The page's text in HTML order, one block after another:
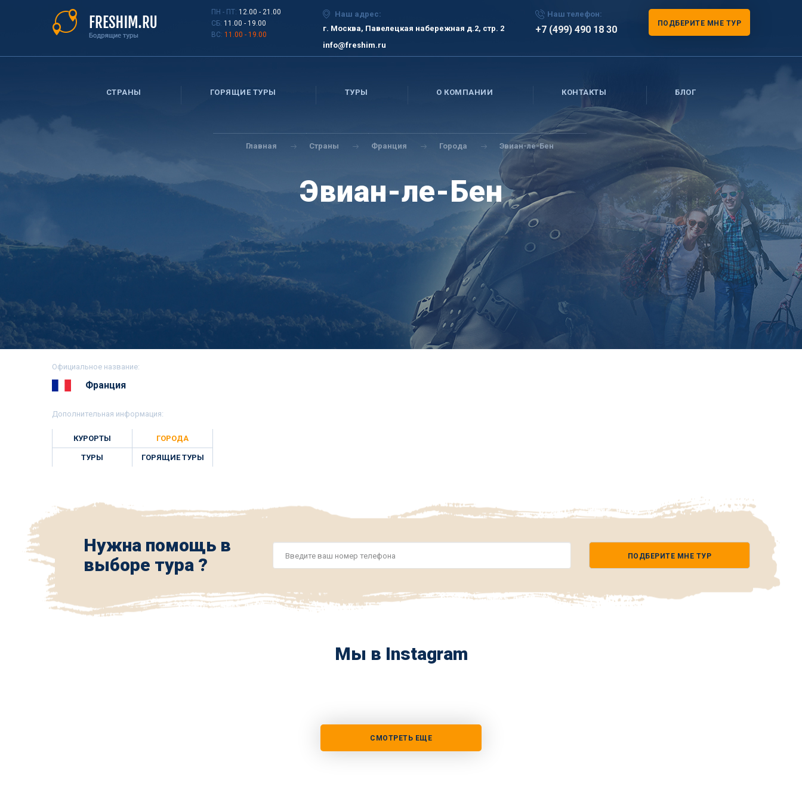
ПН - ПТ: 12.00 - 21.00
СБ: 11.00 - 19.00
ВС: 11.00 - 19.00
Наш адрес:
г. Москва, Павелецкая набережная д.2, стр. 2
info@freshim.ru
Наш телефон:
+7 (499) 490 18 30
ПОДБЕРИТЕ МНЕ ТУР
СТРАНЫ ГОРЯЩИЕ ТУРЫ ТУРЫ О КОМПАНИИ КОНТАКТЫ БЛОГ
Вы
здесь
Главная Страны Франция Города Эвиан-ле-Бен
Эвиан-ле-Бен
Официальное название:
Франция
Дополнительная информация:
КУРОРТЫ ГОРОДА
ТУРЫ ГОРЯЩИЕ ТУРЫ
Нужна помощь в
выборе тура ?
*
ПОДБЕРИТЕ МНЕ ТУР
Мы в Instagram
СМОТРЕТЬ ЕЩЕ